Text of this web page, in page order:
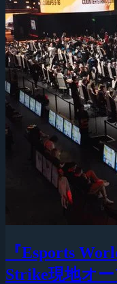
『Esports
Strike現地オ